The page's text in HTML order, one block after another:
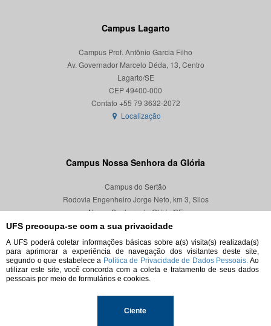
UFS preocupa-se com a sua privacidade
A UFS poderá coletar informações básicas sobre a(s) visita(s) realizada(s)
para aprimorar a experiência de navegação dos visitantes deste site,
segundo o que estabelece a Política de Privacidade de Dados Pessoais. Ao
utilizar este site, você concorda com a coleta e tratamento de seus dados
pessoais por meio de formulários e cookies.
Ciente
Campus Lagarto
Campus Prof. Antônio Garcia Filho
Av. Governador Marcelo Déda, 13, Centro
Lagarto/SE
CEP 49400-000
Localização
Campus Nossa Senhora da Glória
Campus do Sertão
Rodovia Engenheiro Jorge Neto, km 3, Silos
Nossa Senhora da Glória/SE
CEP 49680-000
Localização
© 2026. Todos os direitos reservados.